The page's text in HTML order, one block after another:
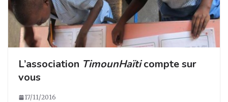
L’association TimounHaïticompte sur
vous
17/11/2016